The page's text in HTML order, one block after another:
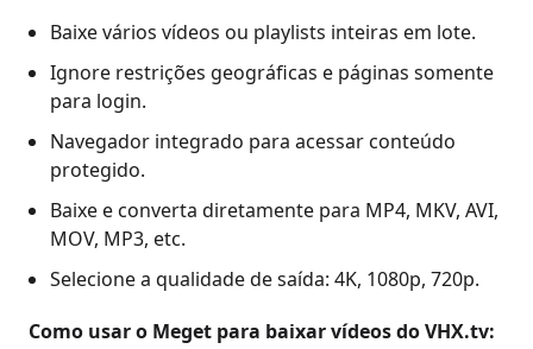
Baixe vários vídeos ou playlists inteiras em lote.
Ignore restrições geográficas e páginas somente
para login.
Navegador integrado para acessar conteúdo
protegido.
Baixe e converta diretamente para MP4, MKV, AVI,
MOV, MP3, etc.
Selecione a qualidade de saída: 4K, 1080p, 720p.
Como usar o Meget para baixar vídeos do VHX.tv: